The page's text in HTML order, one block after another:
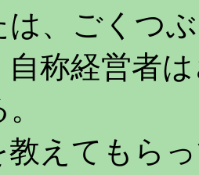
は、ごくつ
自称経営者
教えてもら